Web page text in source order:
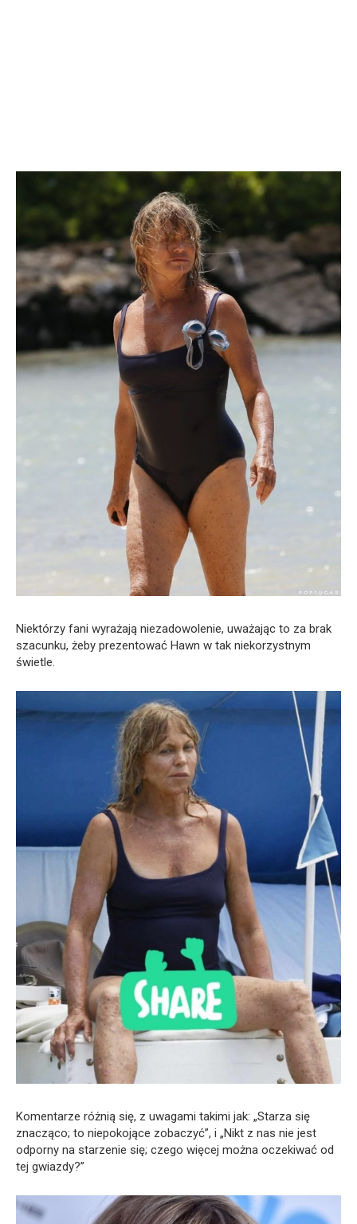
Niektórzy fani wyrażają niezadowolenie, uważając to za brak
szacunku, żeby prezentować Hawn w tak niekorzystnym
świetle.
Komentarze różnią się, z uwagami takimi jak: „Starza się
znacząco; to niepokojące zobaczyć”, i „Nikt z nas nie jest
odporny na starzenie się; czego więcej można oczekiwać od
tej gwiazdy?”